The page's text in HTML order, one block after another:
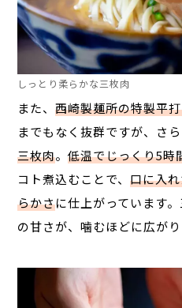
しっとり柔らかな三枚肉
また、西崎製麺所の特製平
までもなく抜群ですが、さ
三枚肉。低温でじっくり5時
コト煮込むことで、口に入
らかさに仕上がっています
の甘さが、噛むほどに広がり